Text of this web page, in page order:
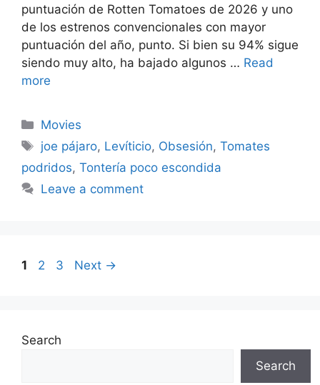
puntuación de Rotten Tomatoes de 2026 y uno
de los estrenos convencionales con mayor
puntuación del año, punto. Si bien su 94% sigue
siendo muy alto, ha bajado algunos … Read
more
Categories
Movies
Tags
joe pájaro, Levíticio, Obsesión,Tomates
podridos, Tontería poco escondida
Leave a comment
Page
1 Page
2 Page
3 Next →
Search
Search